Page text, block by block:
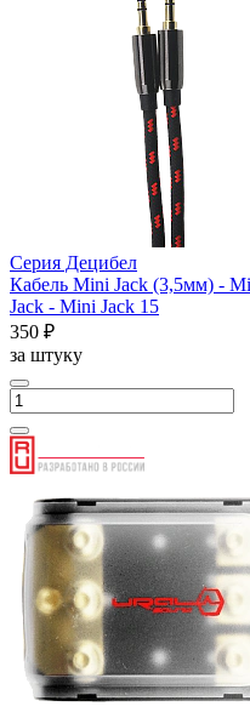
Серия Децибел
Кабель Mini Jack (3,5мм) -
Jack - Mini Jack 15
350 ₽
за штуку